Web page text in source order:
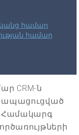
համար
համար
CRM-ն
ապացուցված
Համակարգ